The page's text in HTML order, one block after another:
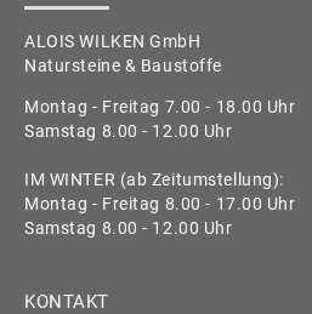
ALOIS WILKEN GmbH
Natursteine & Baustoffe
Montag - Freitag 7.00 - 18.00 Uhr
Samstag 8.00 - 12.00 Uhr
IM WINTER (ab Zeitumstellung):
Montag - Freitag 8.00 - 17.00 Uhr
Samstag 8.00 - 12.00 Uhr
KONTAKT